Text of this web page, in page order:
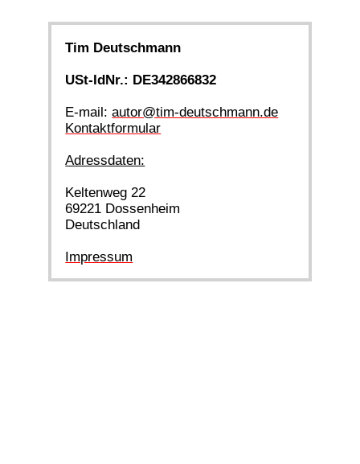
Tim Deutschmann
USt-IdNr.: DE342866832
E-mail:autor@tim-deutschmann.de
Kontaktformular
Adressdaten:
Keltenweg 22
69221 Dossenheim
Deutschland
Impressum